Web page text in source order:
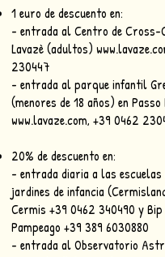
1 euro de descuento en:
- entrada al Centro de Cross-
Lavazè (adultos)
230447
- entrada al parque infantil
(menores de 18 años) en Passo
www.lavaze.com, +39 0462
20% de descuento en:
- entrada diaria a las escuelas
jardines de infancia
Cermis +39 0462 340490 y
Pampeago +39 389 6030880
- entrada al Observatorio